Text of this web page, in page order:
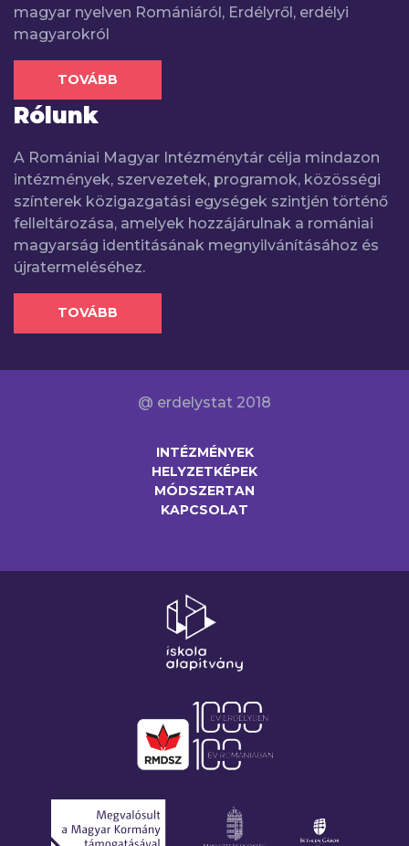
magyar nyelven Romániáról, Erdélyről, erdélyi
magyarokról
TOVÁBB
Rólunk
A Romániai Magyar Intézménytár célja mindazon
intézmények, szervezetek, programok, közösségi
színterek közigazgatási egységek szintjén történő
felleltározása, amelyek hozzájárulnak a romániai
magyarság identitásának megnyilvánításához és
újratermeléséhez.
TOVÁBB
@ erdelystat 2018
INTÉZMÉNYEK
HELYZETKÉPEK
MÓDSZERTAN
KAPCSOLAT